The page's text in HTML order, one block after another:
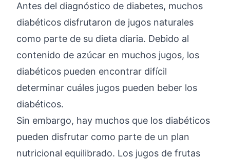
Antes del diagnóstico de diabetes, muchos
diabéticos disfrutaron de jugos naturales
como parte de su dieta diaria. Debido al
contenido de azúcar en muchos jugos, los
diabéticos pueden encontrar difícil
determinar cuáles jugos pueden beber los
diabéticos.
Sin embargo, hay muchos que los diabéticos
pueden disfrutar como parte de un plan
nutricional equilibrado. Los jugos de frutas